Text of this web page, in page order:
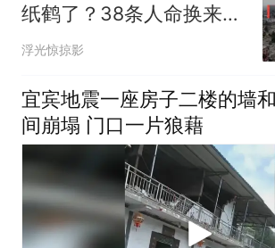
纸鹤了？38条人命换来的
教训
浮光惊掠影
宜宾地震一座房子二楼的墙
间崩塌 门口一片狼藉